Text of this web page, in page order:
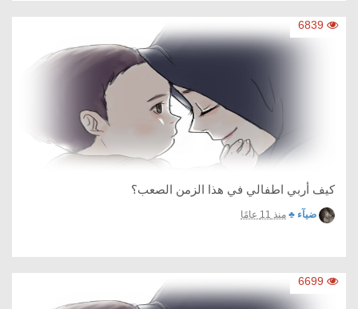
6839
كيف أربي اطفالي في هذا الزمن الصعب؟
ضيآء ♣ منذ 11 عامًا
6699